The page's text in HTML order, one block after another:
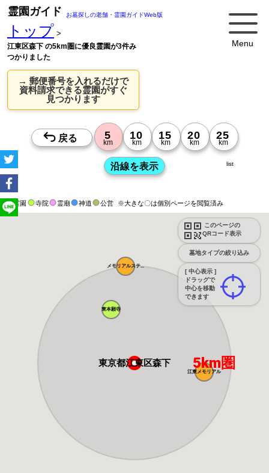
Menu
霊園ガイド お墓探しの老舗・霊園ガイドWeb版
トップ >
江東区森下 の5km圏に優良霊園が3件み
つかりました
→ 郵便番号を入れるだけで
資料請求できる霊園がすぐ
見つかります
霊園 寺院 霊廟 神道 公営 ※大きな〇は個別ページを閲覧済み
このページの
QRコード表示
墓地タイプの絞り込み
[ 中心表示 ]
ドラッグで
中心を移動
できます
list
東本願寺
江東メモリアル
メモリアルステ...
東京都江東区森下 5km圏